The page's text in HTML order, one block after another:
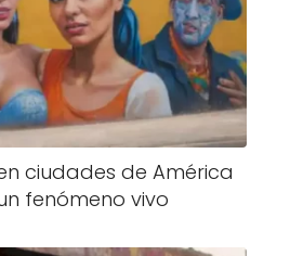
ciudades de América
fenómeno vivo